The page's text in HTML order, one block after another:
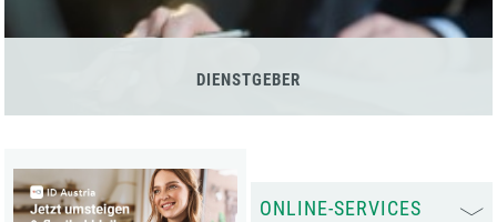
DIENSTGEBER
ONLINE-SERVICES